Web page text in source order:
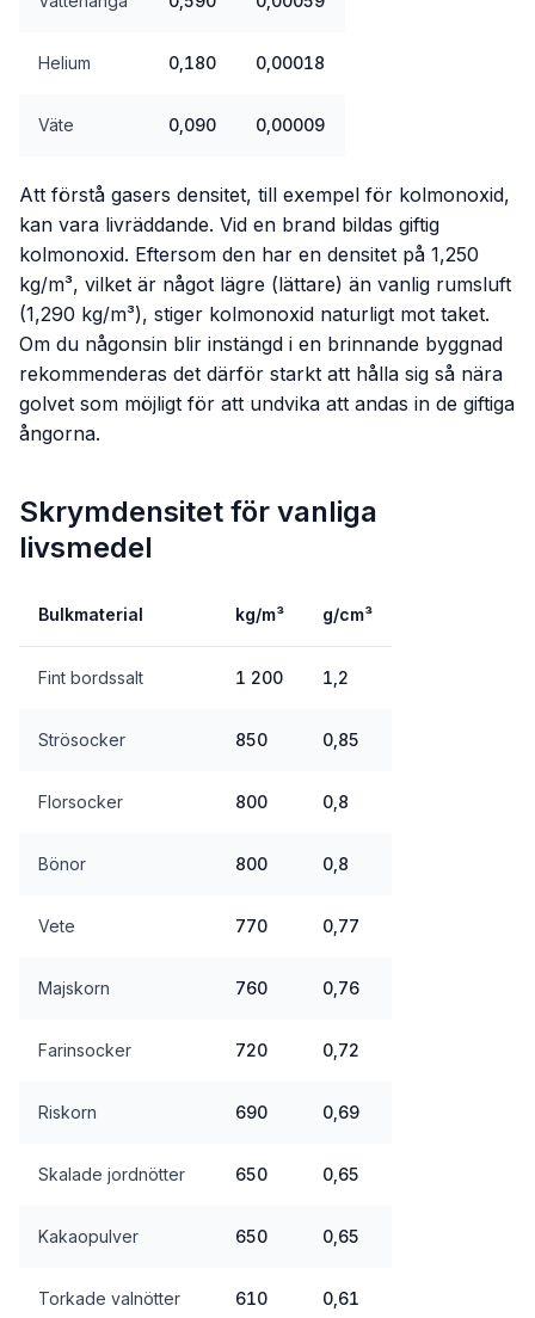
Helium 0,180 0,00018
Väte 0,090 0,00009
Att förstå gasers densitet, till exempel för kolmonoxid,
kan vara livräddande. Vid en brand bildas giftig
kolmonoxid. Eftersom den har en densitet på 1,250
kg/m³, vilket är något lägre (lättare) än vanlig rumsluft
(1,290 kg/m³), stiger kolmonoxid naturligt mot taket.
Om du någonsin blir instängd i en brinnande byggnad
rekommenderas det därför starkt att hålla sig så nära
golvet som möjligt för att undvika att andas in de giftiga
ångorna.
Skrymdensitet för vanliga
livsmedel
Bulkmaterial kg/m³ g/cm³
Fint bordssalt 1 200 1,2
Strösocker 850 0,85
Florsocker 800 0,8
Bönor 800 0,8
Vete 770 0,77
Majskorn 760 0,76
Farinsocker 720 0,72
Riskorn 690 0,69
Skalade jordnötter 650 0,65
Kakaopulver 650 0,65
Torkade valnötter 610 0,61